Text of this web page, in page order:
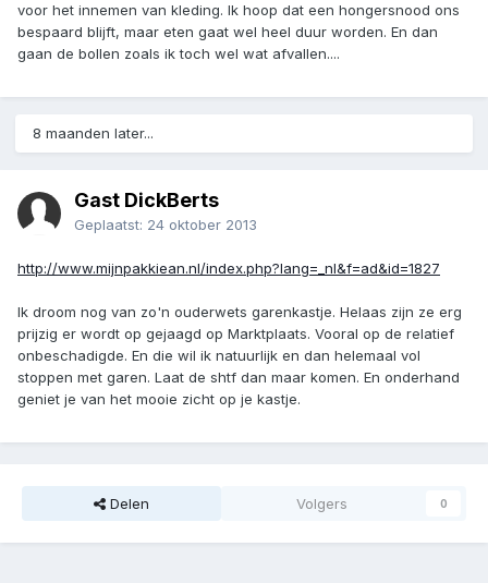
voor het innemen van kleding. Ik hoop dat een hongersnood ons
bespaard blijft, maar eten gaat wel heel duur worden. En dan
gaan de bollen zoals ik toch wel wat afvallen....
8 maanden later...
Gast DickBerts
Geplaatst: 24 oktober 2013
http://www.mijnpakkiean.nl/index.php?lang=_nl&f=ad&id=1827
Ik droom nog van zo'n ouderwets garenkastje. Helaas zijn ze erg
prijzig er wordt op gejaagd op Marktplaats. Vooral op de relatief
onbeschadigde. En die wil ik natuurlijk en dan helemaal vol
stoppen met garen. Laat de shtf dan maar komen. En onderhand
geniet je van het mooie zicht op je kastje.
Delen Volgers 0